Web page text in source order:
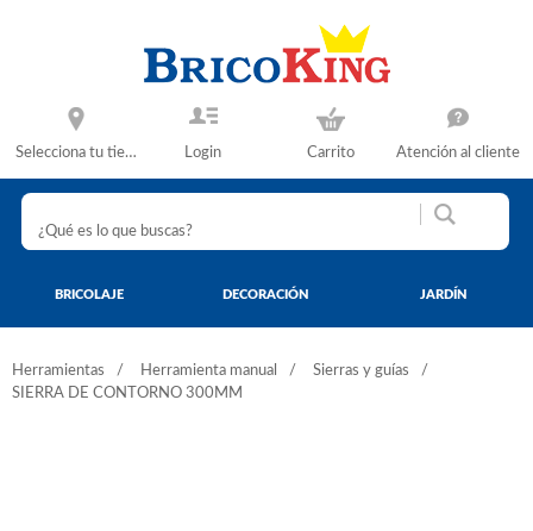
Selecciona tu tienda Login Carrito Atención al cliente
BRICOLAJE DECORACIÓN JARDÍN
Herramientas Herramienta manual
Sierras y guías
SIERRA DE CONTORNO 300MM